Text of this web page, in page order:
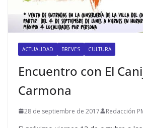
ACTUALIDAD BREVES CULTURA
Encuentro con El
Carmona
28 de septiembre de 2017 Redacción